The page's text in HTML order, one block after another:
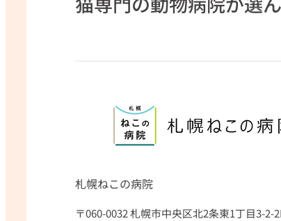
札幌ねこの病院
〒060-0032 札幌市中央区北2条東1丁目3-2-